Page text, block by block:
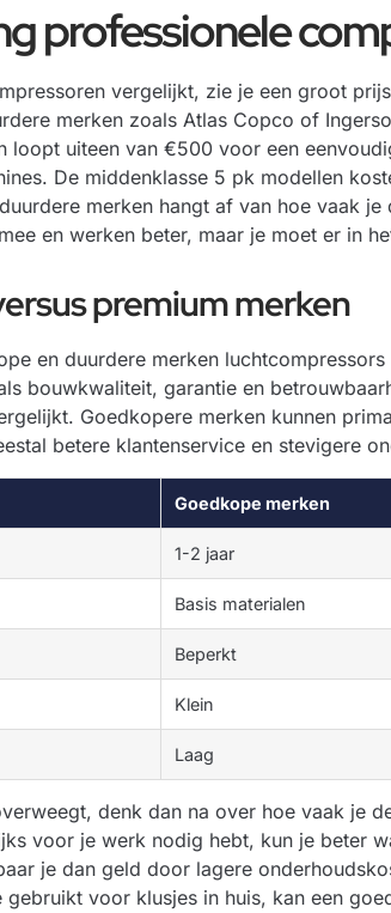
professionele
vergelijkt, zie je een groot
merken zoals Atlas Copco of
loopt uiteen van €500 voor een
De middenklasse 5 pk modellen
merken hangt af van hoe vaak
en werken beter, maar je moet er in
premium merken
en duurdere merken
bouwkwaliteit, garantie en
Goedkopere merken kunnen
betere klantenservice en stevigere
Goedkope merken
1-2 jaar
Basis materialen
Beperkt
Klein
Laag
denk dan na over hoe vaak je
voor je werk nodig hebt, kun je beter
je dan geld door lagere
voor klusjes in huis, kan een